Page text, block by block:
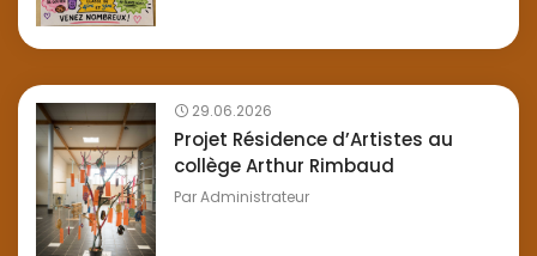
29.06.2026
Projet Résidence d’Artistes au
collège Arthur Rimbaud
ParAdministrateur